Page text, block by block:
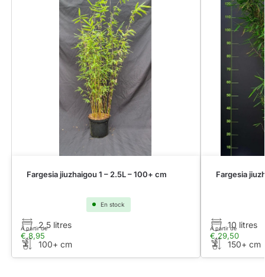
Fargesia jiuzhaigou 1 – 2.5L – 100+ cm
En stock
€8,95
À partir de2,5 litres
100+ cm
Fargesia
€29,50
À partir de10 litres
150+ cm